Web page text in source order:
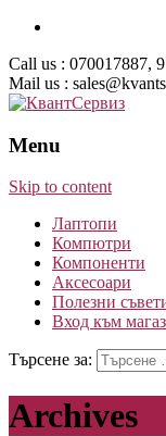
Call us : 070017887,
Mail us :
Menu
Skip to content
Лаптопи
Компютри
Компоненти
Аксесоари
Полезни
Вход към
Търсене за:
Archives